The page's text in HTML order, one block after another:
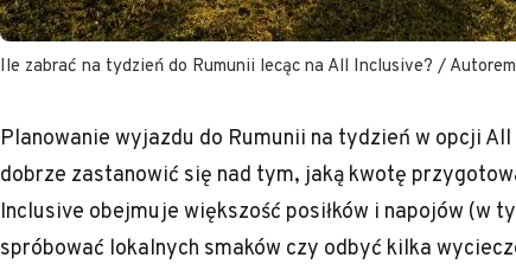
Ile zabrać na tydzień do Rumunii lecąc na All Inclusive? /
Planowanie wyjazdu do Rumunii na tydzień w opcji
dobrze zastanowić się nad tym, jaką kwotę
Inclusive obejmuje większość posiłków i napojów (w
spróbować lokalnych smaków czy odbyć kilka